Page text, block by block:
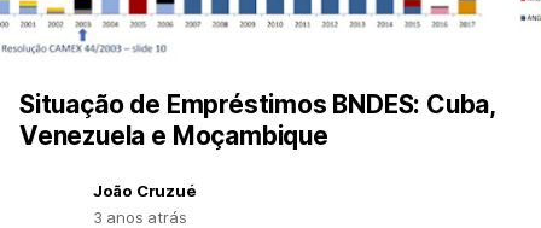
Situação de Empréstimos BNDES: Cuba,
Venezuela e Moçambique
João Cruzué
3 anos atrás